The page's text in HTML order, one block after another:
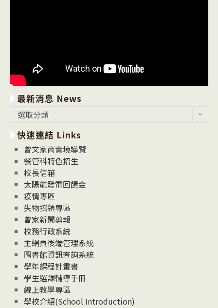
最新消息 News
消
息
News
選取分類
快速連結 Links
曾文家商實境導覽
餐管科特色招生
校長信箱
太陽能發電回饋金
疫情專區
失物招領專區
曾家新聞剪報
校務行政系統
主網頁後端管理系統
圖書館資訊查詢系統
學年課程計畫書
學生選課輔導手冊
線上教學專區
學校介紹(School Introduction)